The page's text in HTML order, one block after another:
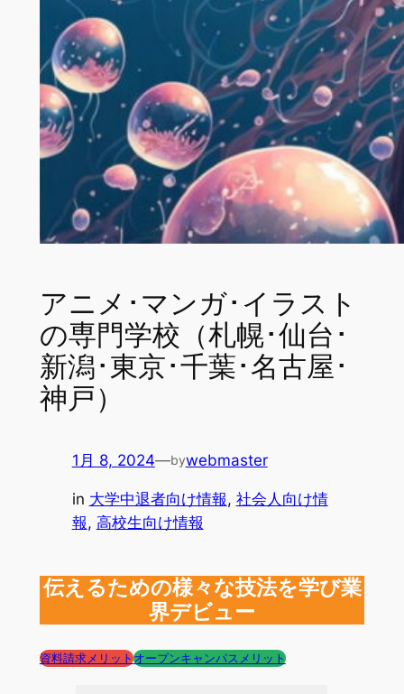
アニメ･マンガ･イラスト
の専門学校（札幌･仙台･
新潟･東京･千葉･名古屋･
神戸）
1月 8, 2024—bywebmaster
in 大学中退者向け情報, 社会人向け情
報, 高校生向け情報
伝えるための様々な技法を学び業
界デビュー
資料請求メリットオープンキャンパスメリット